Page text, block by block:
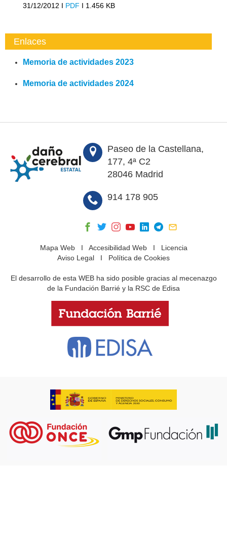
31/12/2012 I PDF I 1.456 KB
Enlaces
Memoria de actividades 2023
Memoria de actividades 2024
Paseo de la Castellana,
177, 4ª C2
28046 Madrid
914 178 905
Mapa WebI Accesibilidad WebI Licencia
Aviso Legal I Política de Cookies
El desarrollo de esta WEB ha sido posible gracias al mecenazgo
de la Fundación Barrié y la RSC de Edisa